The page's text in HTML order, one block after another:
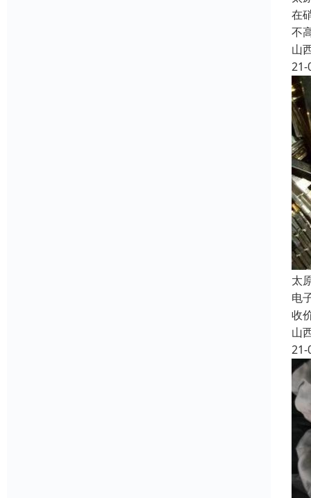
在
不
山
21-
太
电
收
山
21-